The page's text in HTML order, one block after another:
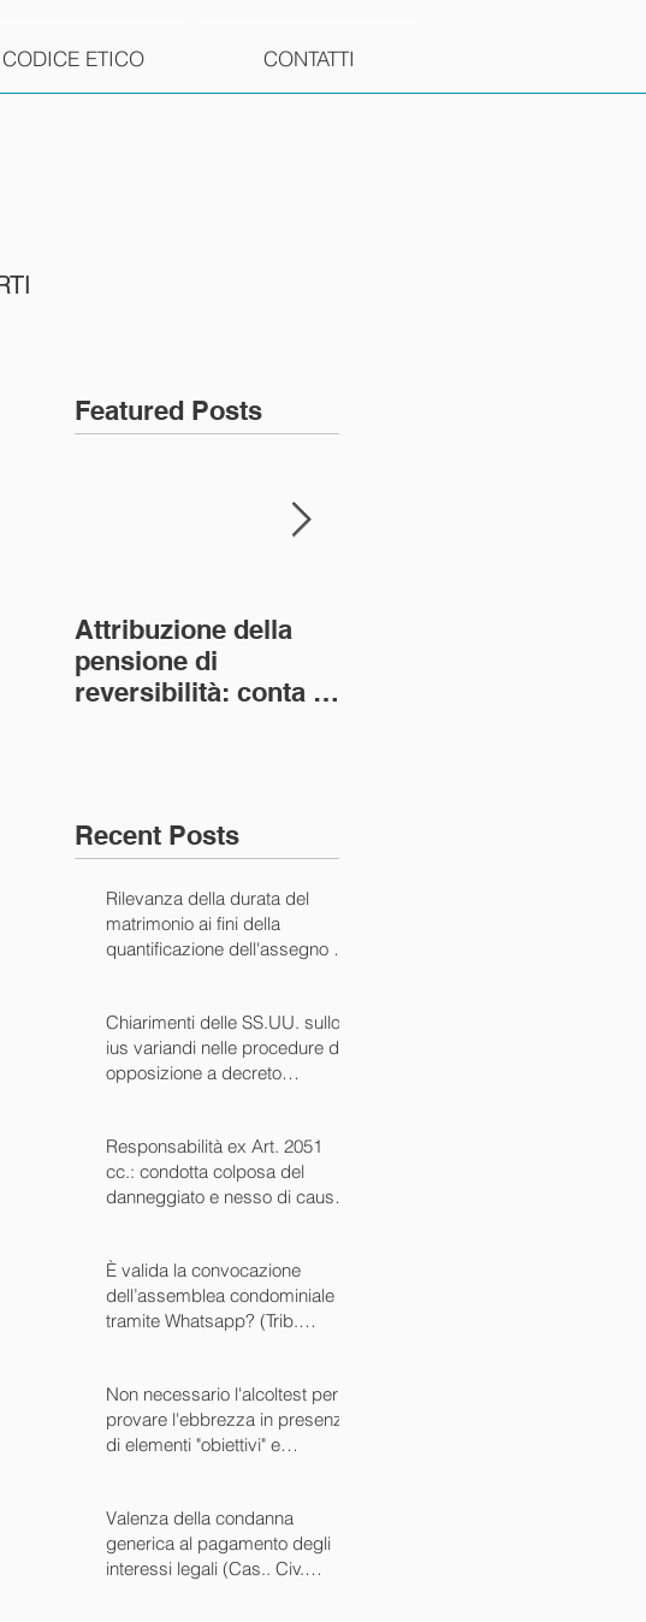
CODICE ETICO CONTATTI
Featured Posts
Attribuzione della
pensione di
reversibilità: conta la
Recent Posts
Rilevanza della durata del
matrimonio ai fini della
quantificazione dell'assegno di
Chiarimenti delle SS.UU. sullo
ius variandi nelle procedure di
opposizione a decreto
Responsabilità ex Art. 2051
cc.: condotta colposa del
danneggiato e nesso di causa
È valida la convocazione
dell’assemblea condominiale
tramite Whatsapp? (Trib.
Non necessario l'alcoltest per
provare l'ebbrezza in presenza
di elementi "obiettivi" e
Valenza della condanna
generica al pagamento degli
interessi legali (Cas.. Civ.